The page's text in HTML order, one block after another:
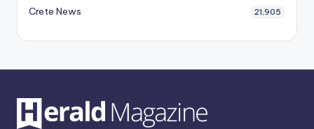
Crete News 21,905